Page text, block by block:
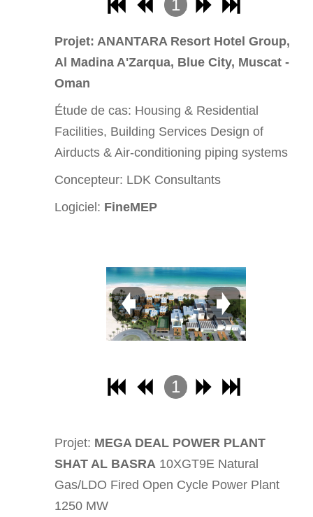
17
18
19
21
22
23
24
28
29
30
32
1
3
4
Projet: ANANTARA Resort Hotel Group,
Al Madina A'Zarqua, Blue City, Muscat -
Oman
Étude de cas: Housing & Residential
Facilities, Building Services Design of
Airducts & Air-conditioning piping systems
Concepteur: LDK Consultants
Logiciel: FineMEP
1
4
Projet: MEGA DEAL POWER PLANT
SHAT AL BASRA 10XGT9E Natural
Gas/LDO Fired Open Cycle Power Plant
1250 MW